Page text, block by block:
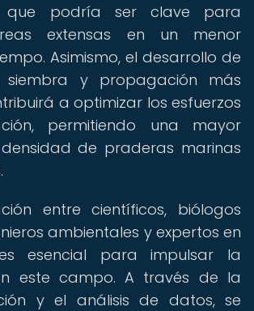
que podría ser clave para
extensas en un menor
Asimismo, el desarrollo de
siembra y propagación más
a optimizar los esfuerzos
permitiendo una mayor
de praderas marinas
entre científicos, biólogos
ambientales y expertos en
esencial para impulsar la
este campo. A través de la
y el análisis de datos, se